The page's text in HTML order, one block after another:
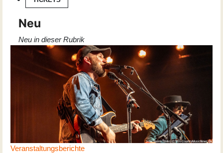
Neu
Neu in dieser Rubrik
Veranstaltungsberichte